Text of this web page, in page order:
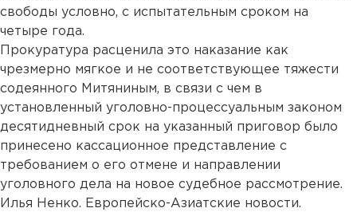
свободы условно, с испытательным сроком на
четыре года.
Прокуратура расценила это наказание как
чрезмерно мягкое и не соответствующее тяжести
содеянного Митяниным, в связи с чем в
установленный уголовно-процессуальным законом
десятидневный срок на указанный приговор было
принесено кассационное представление с
требованием о его отмене и направлении
уголовного дела на новое судебное рассмотрение.
Илья Ненко. Европейско-Азиатские новости.